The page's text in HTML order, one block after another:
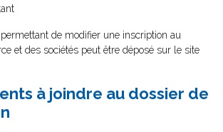
permettant de modifier une inscription au
et des sociétés peut être déposé sur le site
à joindre au dossier de